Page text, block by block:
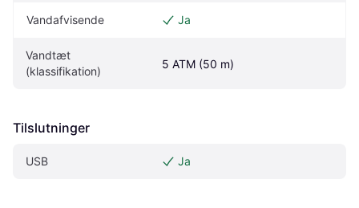
Vandafvisende Ja
Vandtæt
(klassifikation)
5 ATM (50 m)
Tilslutninger
USB Ja